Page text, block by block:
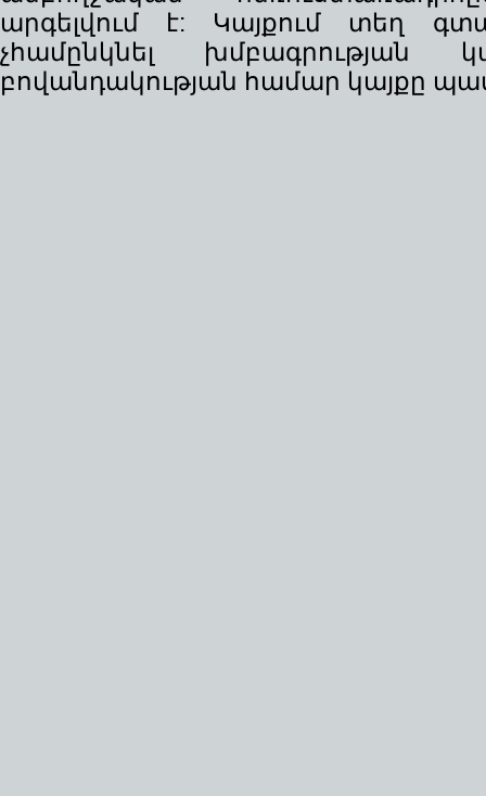
արգելվում է: Կայքում տեղ
չհամընկնել խմբագրության
բովանդակության համար կայքը